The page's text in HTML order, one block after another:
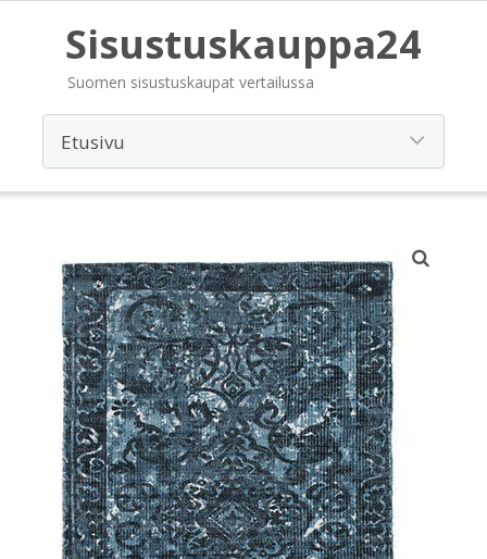
Sisustuskauppa24
Suomen sisustuskaupat vertailussa